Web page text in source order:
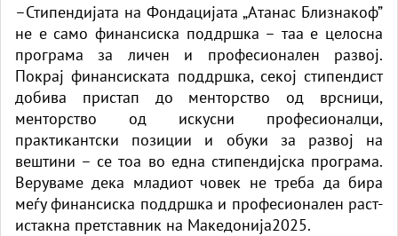
–Стипендијата на Фондацијата „Атанас Близнакоф”
не е само финансиска поддршка – таа е целосна
програма за личен и професионален развој.
Покрај финансиската поддршка, секој стипендист
добива пристап до менторство од врсници,
менторство од искусни професионалци,
практикантски позиции и обуки за развој на
вештини – се тоа во една стипендијска програма.
Веруваме дека младиот човек не треба да бира
меѓу финансиска поддршка и професионален раст-
истакна претставник на Македонија2025.